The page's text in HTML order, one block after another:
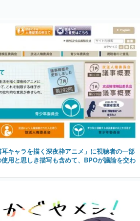
耳キャラを描く深夜枠アニメ」に視聴者の一部
用と思しき描写も含めて、BPOが議論を交わ